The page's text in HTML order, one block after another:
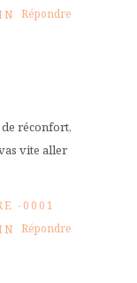
Répondre
réconfort,
vite aller
-0001
Répondre